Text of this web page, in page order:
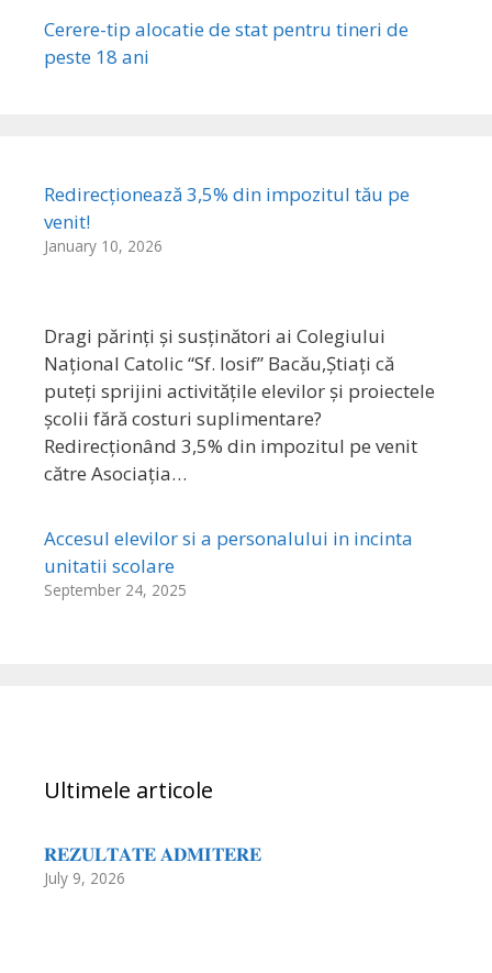
Cerere-tip alocatie de stat pentru tineri de
peste 18 ani
Redirecționează 3,5% din impozitul tău pe
venit!
January 10, 2026
Dragi părinți și susținători ai Colegiului
Național Catolic “Sf. Iosif” Bacău,Știați că
puteți sprijini activitățile elevilor și proiectele
școlii fără costuri suplimentare?
Redirecționând 3,5% din impozitul pe venit
către Asociația…
Accesul elevilor si a personalului in incinta
unitatii scolare
September 24, 2025
Ultimele articole
𝐑𝐄𝐙𝐔𝐋𝐓𝐀𝐓𝐄 𝐀𝐃𝐌𝐈𝐓𝐄𝐑𝐄
July 9, 2026